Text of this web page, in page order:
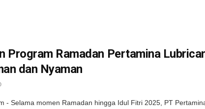
Program Ramadan Pertamina
dan Nyaman
- Selama momen Ramadan hingga Idul Fitri 2025, PT